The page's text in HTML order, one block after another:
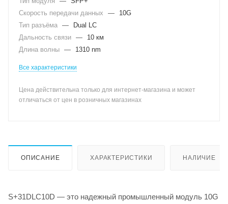
Скорость передачи данных
—
10G
Тип разъёма —
Dual LC
Дальность связи —
10 км
Длина волны — 1310 nm
Все характеристики
Цена действительна только для интернет-магазина и может
отличаться от цен в розничных магазинах
ОПИСАНИЕ ХАРАКТЕРИСТИКИ НАЛИЧИЕ
S+31DLC10D — это надежный промышленный модуль 10G